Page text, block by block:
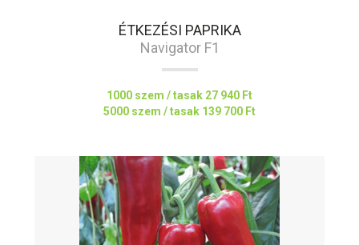
ÉTKEZÉSI PAPRIKA
Navigator F1
1000 szem / tasak 27 940 Ft
5000 szem / tasak 139 700 Ft